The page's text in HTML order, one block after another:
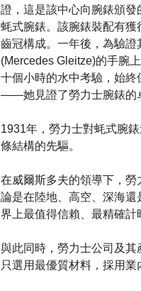
證，這是該中心向腕錶頒
蚝式腕錶。該腕錶裝配有
齒冠構成。一年後，為驗
(Mercedes Gleitze)的手腕
十個小時的水中考驗，始
——她見證了勞力士腕錶的
1931年，勞力士對蚝式腕
條結構的先驅。
在威爾斯多夫的領導下，
論是在陸地、高空、深海
界上最值得信賴、最精確計
與此同時，勞力士公司及
只選用最優質材料，採用業